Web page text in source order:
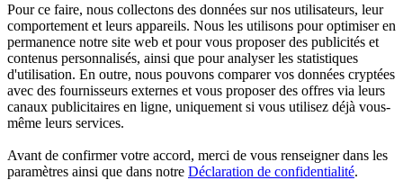
Pour ce faire, nous collectons des données sur nos utilisateurs, leur
comportement et leurs appareils. Nous les utilisons pour optimiser en
permanence notre site web et pour vous proposer des publicités et
contenus personnalisés, ainsi que pour analyser les statistiques
d'utilisation. En outre, nous pouvons comparer vos données cryptées
avec des fournisseurs externes et vous proposer des offres via leurs
canaux publicitaires en ligne, uniquement si vous utilisez déjà vous-
même leurs services.
Avant de confirmer votre accord, merci de vous renseigner dans les
paramètres ainsi que dans notre Déclaration de confidentialité.